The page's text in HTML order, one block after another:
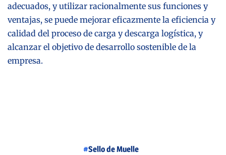
adecuados, y utilizar racionalmente sus funciones y
ventajas, se puede mejorar eficazmente la eficiencia y
calidad del proceso de carga y descarga logística, y
alcanzar el objetivo de desarrollo sostenible de la
empresa.
Sello de Muelle